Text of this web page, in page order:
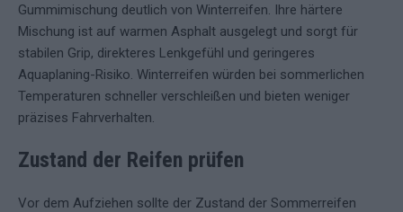
Gummimischung deutlich von Winterreifen. Ihre härtere
Mischung ist auf warmen Asphalt ausgelegt und sorgt für
stabilen Grip, direkteres Lenkgefühl und geringeres
Aquaplaning-Risiko. Winterreifen würden bei sommerlichen
Temperaturen schneller verschleißen und bieten weniger
präzises Fahrverhalten.
Zustand der Reifen prüfen
Vor dem Aufziehen sollte der Zustand der Sommerreifen